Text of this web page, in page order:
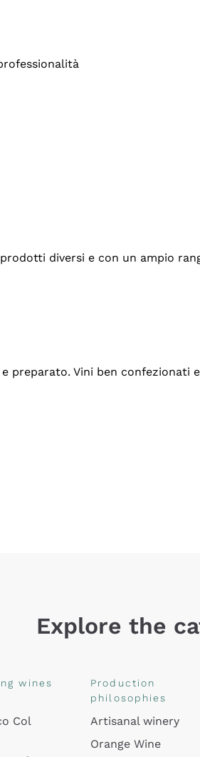
diversi e con un ampio
preparato. Vini ben
Explore the
wines
Col
Production
philosophies
Artisanal winery
Orange Wine